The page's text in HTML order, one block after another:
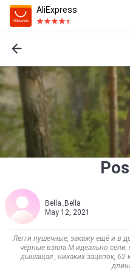
AliExpress
Bella_Bella
May 12, 2021
Легги пушечные, закажу ещё и в
чёрные взяла М идеально сели,
дышащая , никаких зацепок, 62